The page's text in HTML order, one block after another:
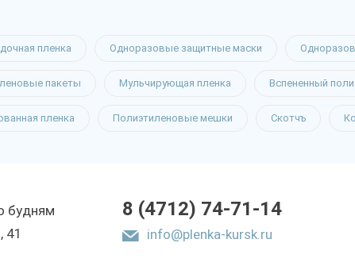
пленка Одноразовые защитные маски
пакеты Мульчирующая пленка Вспененный
пленка Полиэтиленовые мешки Скотчъ
будням
41
8 (4712) 74-71-14
info@plenka-kursk.ru